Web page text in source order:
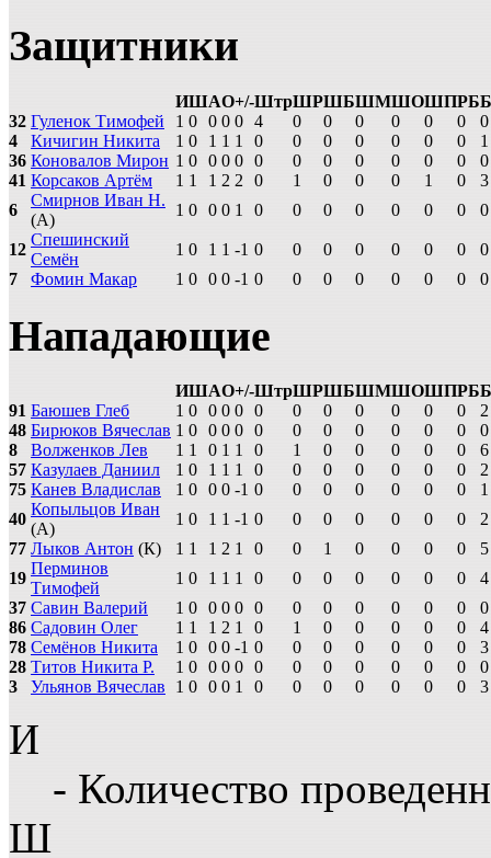
Защитники
ИШАО+/-ШтрШРШБШМШОШПРБ
32 Гуленок Тимофей 1 0 0 0 0 4 0 0 0 0 0 0
0
4
Кичигин Никита 1 0 1 1 1 0 0 0 0 0 0 0
1
36 Коновалов Мирон 1 0 0 0 0 0 0 0 0 0 0 0
0
41 Корсаков Артём 1 1 1 2 2 0 1 0 0 0 1 0
3
6
Смирнов Иван Н.
(А)
1 0 0 0 1 0 0 0 0 0 0 0 0
12
Спешинский
Семён
1 0 1 1 -1 0 0 0 0 0 0 0
0
7
Фомин Макар 1 0 0 0 -1 0 0 0 0 0 0 0 0
Нападающие
ИШАО+/-ШтрШРШБШМШОШПРБ
91 Баюшев Глеб 1 0 0 0 0 0 0 0 0 0 0 0
2
48 Бирюков Вячеслав 1 0 0 0 0 0 0 0 0 0 0 0
0
8
Волженков Лев 1 1 0 1 1 0 1 0 0 0 0 0
6
57 Казулаев Даниил 1 0 1 1 1 0 0 0 0 0 0 0
2
75 Канев Владислав 1 0 0 0 -1 0 0 0 0 0 0 0
1
40
Копыльцов Иван
(А)
1 0 1 1 -1 0 0 0 0 0 0 0
2
77 Лыков Антон (К) 1 1 1 2 1 0 0 1 0 0 0 0
5
19
Перминов
Тимофей
1 0 1 1 1 0 0 0 0 0 0 0
4
37 Савин Валерий 1 0 0 0 0 0 0 0 0 0 0 0
0
86 Садовин Олег 1 1 1 2 1 0 1 0 0 0 0 0
4
78 Семёнов Никита 1 0 0 0 -1 0 0 0 0 0 0 0
3
28 Титов Никита Р. 1 0 0 0 0 0 0 0 0 0 0 0
0
3
Ульянов Вячеслав 1 0 0 0 1 0 0 0 0 0 0 0 3
И
- Количество
Ш